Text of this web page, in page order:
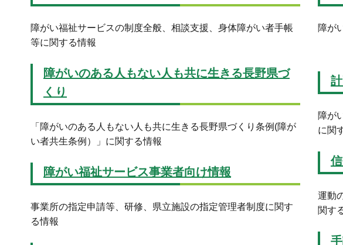
障がい福祉サービスの制度全般、相談支援、身体障がい者手帳
等に関する情報
障がいのある人もない人も共に生きる長野県づ
くり
「障がいのある人もない人も共に生きる長野県づくり条例(障が
い者共生条例）」に関する情報
障がい福祉サービス事業者向け情報
事業所の指定申請等、研修、県立施設の指定管理者制度に関す
る情報
障が
障が
に関
運動
関す